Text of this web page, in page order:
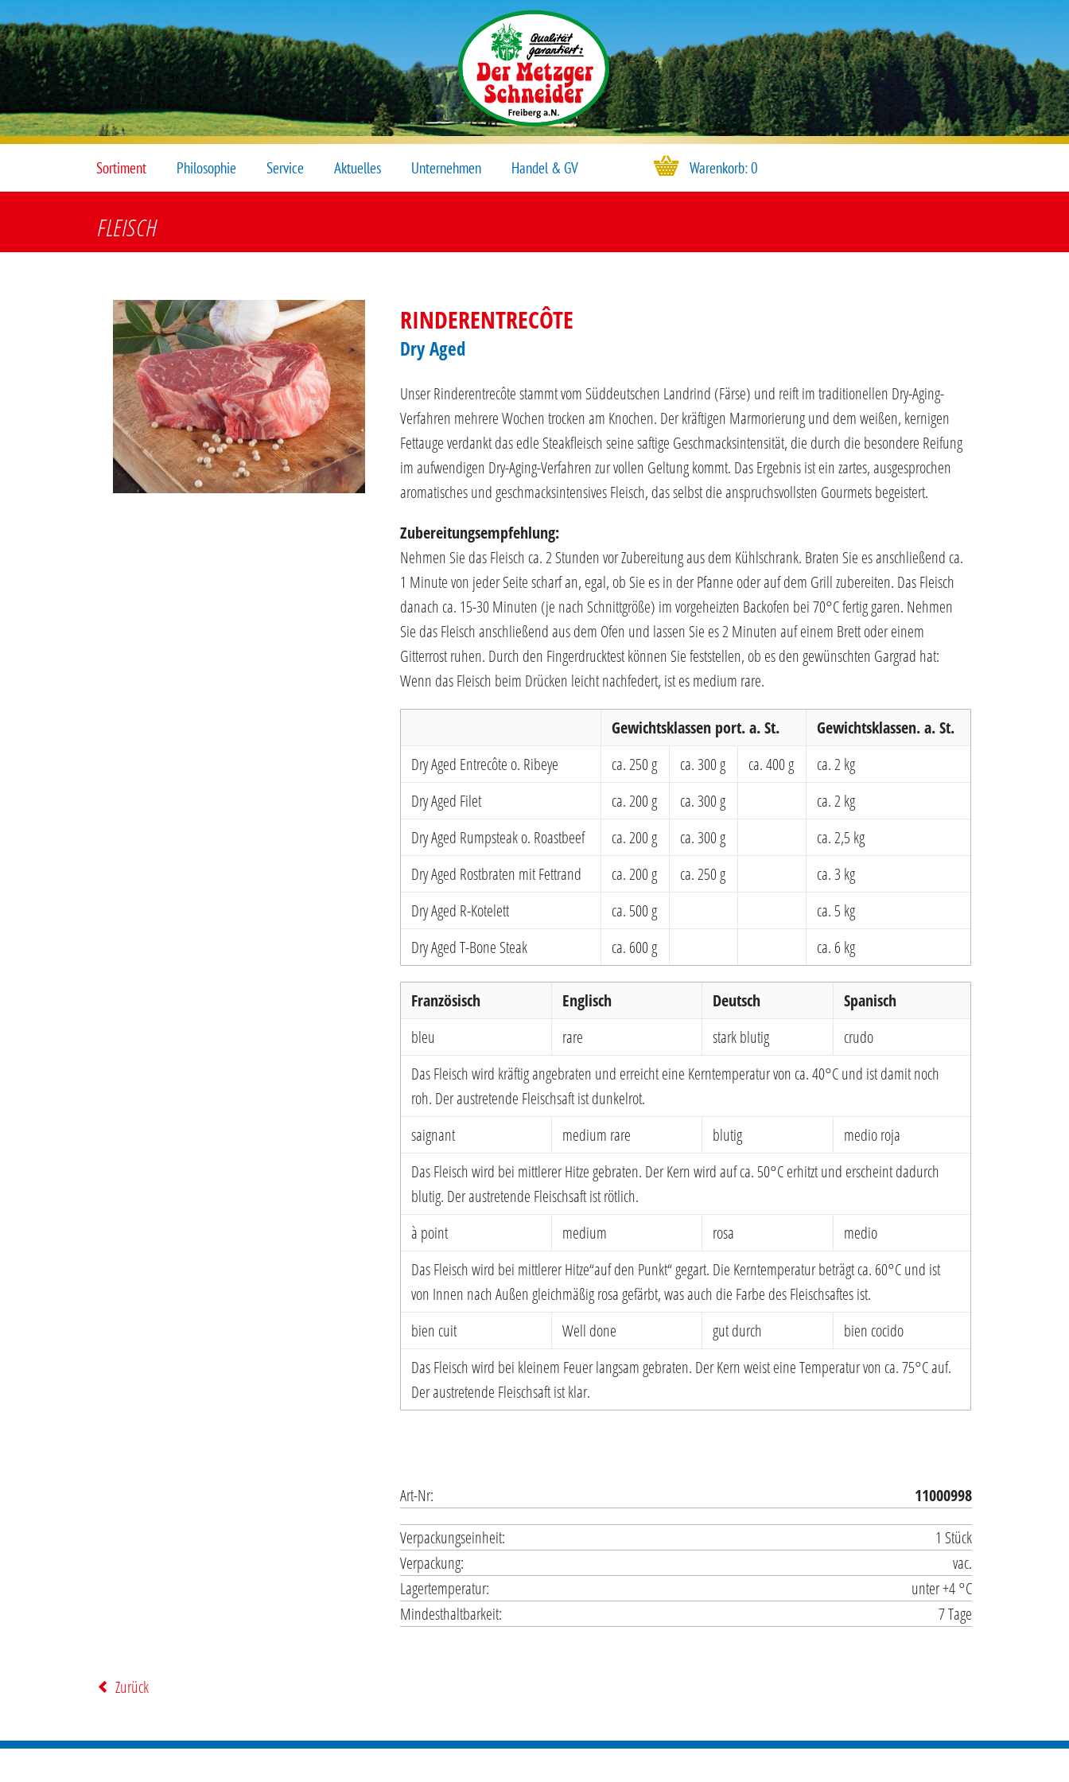
überspringen
Sortiment Philosophie Service Aktuelles Unternehmen Handel & GV Warenkorb:0
FLEISCH
RINDERENTRECÔTE
Dry Aged
Unser Rinderentrecôte stammt vom Süddeutschen Landrind (Färse) und reift im traditionellen Dry-Aging-
Verfahren mehrere Wochen trocken am Knochen. Der kräftigen Marmorierung und dem weißen, kernigen
Fettauge verdankt das edle Steakfleisch seine saftige Geschmacksintensität, die durch die besondere Reifung
im aufwendigen Dry-Aging-Verfahren zur vollen Geltung kommt. Das Ergebnis ist ein zartes, ausgesprochen
aromatisches und geschmacksintensives Fleisch, das selbst die anspruchsvollsten Gourmets begeistert.
Zubereitungsempfehlung:
Nehmen Sie das Fleisch ca. 2 Stunden vor Zubereitung aus dem Kühlschrank. Braten Sie es anschließend ca.
1 Minute von jeder Seite scharf an, egal, ob Sie es in der Pfanne oder auf dem Grill zubereiten. Das Fleisch
danach ca. 15-30 Minuten (je nach Schnittgröße) im vorgeheizten Backofen bei 70°C fertig garen. Nehmen
Sie das Fleisch anschließend aus dem Ofen und lassen Sie es 2 Minuten auf einem Brett oder einem
Gitterrost ruhen. Durch den Fingerdrucktest können Sie feststellen, ob es den gewünschten Gargrad hat:
Wenn das Fleisch beim Drücken leicht nachfedert, ist es medium rare.
Gewichtsklassen port. a. St.
Gewichtsklassen. a. St.
Dry Aged Entrecôte o. Ribeye
ca. 250 g ca. 300 g ca. 400 g
ca. 2 kg
Dry Aged Filet
ca. 200 g ca. 300 g
ca. 2 kg
Dry Aged Rumpsteak o. Roastbeef
ca. 200 g ca. 300 g
ca. 2,5 kg
Dry Aged Rostbraten mit Fettrand
ca. 200 g ca. 250 g
ca. 3 kg
Dry Aged R-Kotelett
ca. 500 g
ca. 5 kg
Dry Aged T-Bone Steak
ca. 600 g ca. 6 kg
Französisch Englisch Deutsch
Spanisch
bleu
rare stark blutig
crudo
Das Fleisch wird kräftig angebraten und erreicht eine Kerntemperatur von ca. 40°C und ist damit noch
roh. Der austretende Fleischsaft ist dunkelrot.
saignant
medium rare blutig
medio roja
Das Fleisch wird bei mittlerer Hitze gebraten. Der Kern wird auf ca. 50°C erhitzt und erscheint dadurch
blutig. Der austretende Fleischsaft ist rötlich.
à point
medium rosa
medio
Das Fleisch wird bei mittlerer Hitze“auf den Punkt“ gegart. Die Kerntemperatur beträgt ca. 60°C und ist
von Innen nach Außen gleichmäßig rosa gefärbt, was auch die Farbe des Fleischsaftes ist.
bien cuit
Well done gut durch
bien cocido
Das Fleisch wird bei kleinem Feuer langsam gebraten. Der Kern weist eine Temperatur von ca. 75°C auf.
Der austretende Fleischsaft ist klar.
Art-Nr:
11000998
Verpackungseinheit:
1 Stück
Verpackung:
vac.
Lagertemperatur:
unter +4 °C
Mindesthaltbarkeit:
7 Tage
Zurück